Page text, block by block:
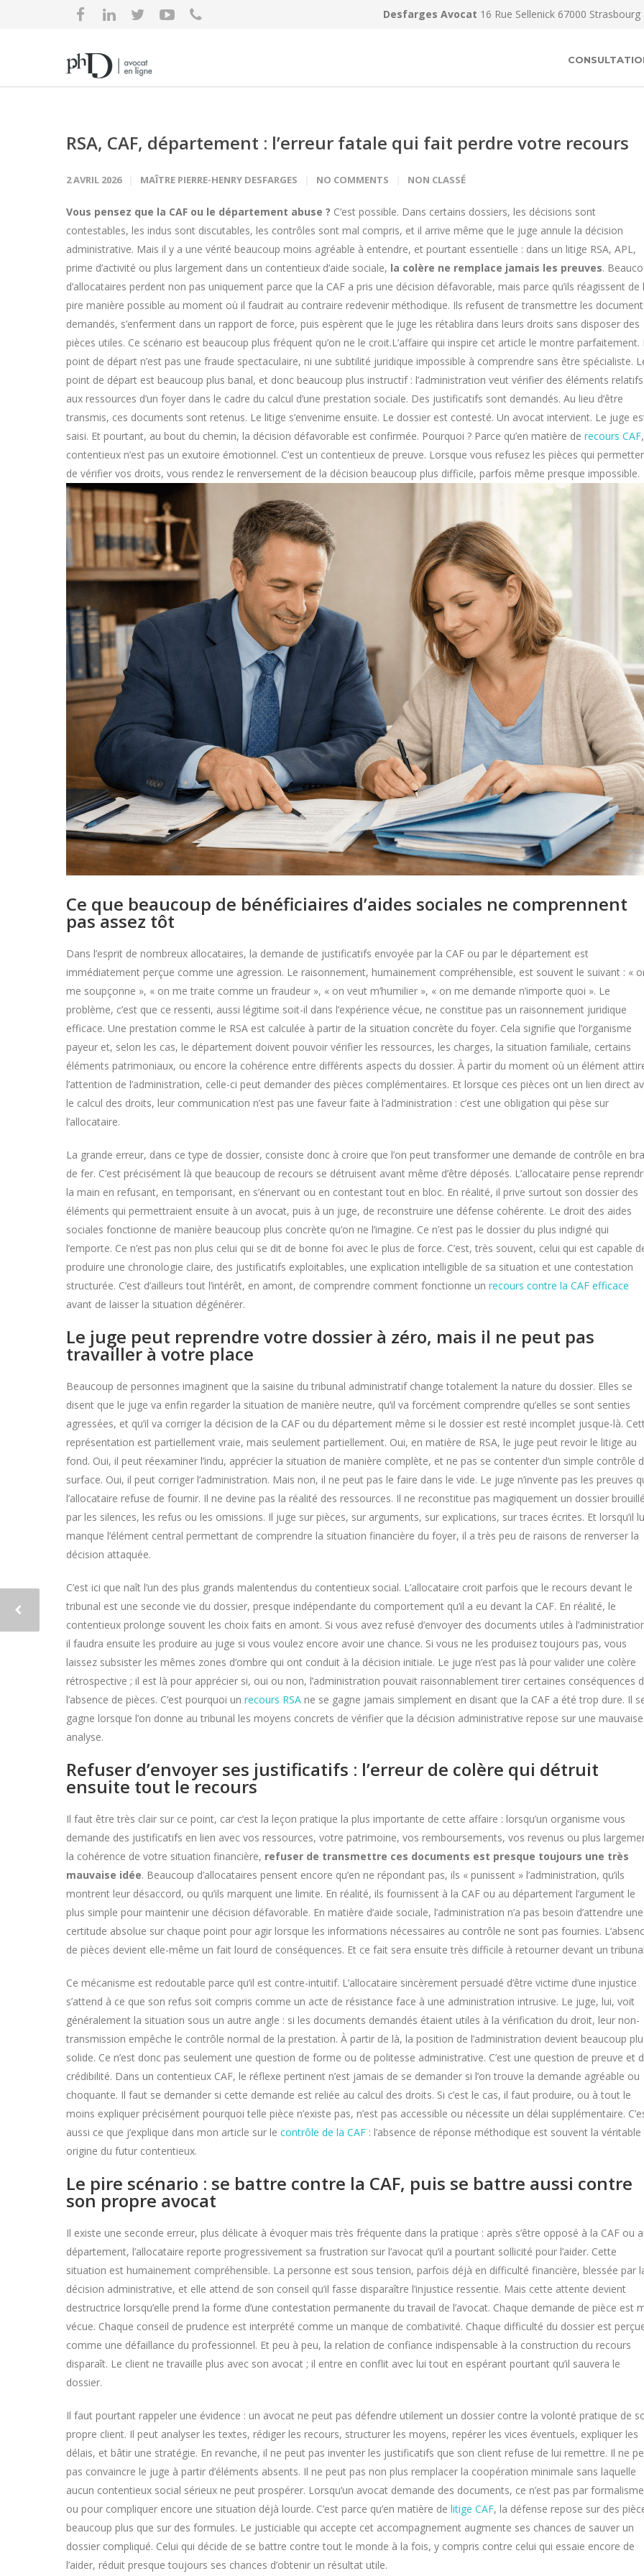
Desfarges Avocat 16 Rue Sellenick 67000 Strasbourg
RSA, CAF, département : l’erreur fatale qui fait perdre votre recours
2 AVRIL 2026 MAÎTRE PIERRE-HENRY DESFARGES NO COMMENTS NON CLASSÉ
Vous pensez que la CAF ou le département abuse ? C’est possible. Dans certains dossiers, les décisions sont
contestables, les indus sont discutables, les contrôles sont mal compris, et il arrive même que le juge annule la décision
administrative. Mais il y a une vérité beaucoup moins agréable à entendre, et pourtant essentielle : dans un litige RSA, APL,
prime d’activité ou plus largement dans un contentieux d’aide sociale, la colère ne remplace jamais les preuves.
d’allocataires perdent non pas uniquement parce que la CAF a pris une décision défavorable, mais parce qu’ils réagissent de
pire manière possible au moment où il faudrait au contraire redevenir méthodique. Ils refusent de transmettre les
demandés, s’enferment dans un rapport de force, puis espèrent que le juge les rétablira dans leurs droits sans disposer des
pièces utiles. Ce scénario est beaucoup plus fréquent qu’on ne le croit.L’affaire qui inspire cet article le montre parfaitement.
point de départ n’est pas une fraude spectaculaire, ni une subtilité juridique impossible à comprendre sans être spécialiste.
point de départ est beaucoup plus banal, et donc beaucoup plus instructif : l’administration veut vérifier des éléments relatifs
aux ressources d’un foyer dans le cadre du calcul d’une prestation sociale. Des justificatifs sont demandés. Au lieu d’être
transmis, ces documents sont retenus. Le litige s’envenime ensuite. Le dossier est contesté. Un avocat intervient. Le juge
saisi. Et pourtant, au bout du chemin, la décision défavorable est confirmée. Pourquoi ? Parce qu’en matière de recours CAF
contentieux n’est pas un exutoire émotionnel. C’est un contentieux de preuve. Lorsque vous refusez les pièces qui
de vérifier vos droits, vous rendez le renversement de la décision beaucoup plus difficile, parfois même presque impossible.
Ce que beaucoup de bénéficiaires d’aides sociales ne comprennent
pas assez tôt
Dans l’esprit de nombreux allocataires, la demande de justificatifs envoyée par la CAF ou par le département est
immédiatement perçue comme une agression. Le raisonnement, humainement compréhensible, est souvent le suivant : «
me soupçonne », « on me traite comme un fraudeur », « on veut m’humilier », « on me demande n’importe quoi ». Le
problème, c’est que ce ressenti, aussi légitime soit-il dans l’expérience vécue, ne constitue pas un raisonnement juridique
efficace. Une prestation comme le RSA est calculée à partir de la situation concrète du foyer. Cela signifie que l’organisme
payeur et, selon les cas, le département doivent pouvoir vérifier les ressources, les charges, la situation familiale, certains
éléments patrimoniaux, ou encore la cohérence entre différents aspects du dossier. À partir du moment où un élément
l’attention de l’administration, celle-ci peut demander des pièces complémentaires. Et lorsque ces pièces ont un lien direct
le calcul des droits, leur communication n’est pas une faveur faite à l’administration : c’est une obligation qui pèse sur
l’allocataire.
La grande erreur, dans ce type de dossier, consiste donc à croire que l’on peut transformer une demande de contrôle en
de fer. C’est précisément là que beaucoup de recours se détruisent avant même d’être déposés. L’allocataire pense
la main en refusant, en temporisant, en s’énervant ou en contestant tout en bloc. En réalité, il prive surtout son dossier des
éléments qui permettraient ensuite à un avocat, puis à un juge, de reconstruire une défense cohérente. Le droit des aides
sociales fonctionne de manière beaucoup plus concrète qu’on ne l’imagine. Ce n’est pas le dossier du plus indigné qui
l’emporte. Ce n’est pas non plus celui qui se dit de bonne foi avec le plus de force. C’est, très souvent, celui qui est capable
produire une chronologie claire, des justificatifs exploitables, une explication intelligible de sa situation et une contestation
structurée. C’est d’ailleurs tout l’intérêt, en amont, de comprendre comment fonctionne un recours contre la CAF efficace
avant de laisser la situation dégénérer.
Le juge peut reprendre votre dossier à zéro, mais il ne peut pas
travailler à votre place
Beaucoup de personnes imaginent que la saisine du tribunal administratif change totalement la nature du dossier. Elles se
disent que le juge va enfin regarder la situation de manière neutre, qu’il va forcément comprendre qu’elles se sont senties
agressées, et qu’il va corriger la décision de la CAF ou du département même si le dossier est resté incomplet jusque-là.
représentation est partiellement vraie, mais seulement partiellement. Oui, en matière de RSA, le juge peut revoir le litige au
fond. Oui, il peut réexaminer l’indu, apprécier la situation de manière complète, et ne pas se contenter d’un simple contrôle
surface. Oui, il peut corriger l’administration. Mais non, il ne peut pas le faire dans le vide. Le juge n’invente pas les preuves
l’allocataire refuse de fournir. Il ne devine pas la réalité des ressources. Il ne reconstitue pas magiquement un dossier brouillé
par les silences, les refus ou les omissions. Il juge sur pièces, sur arguments, sur explications, sur traces écrites. Et lorsqu’il
manque l’élément central permettant de comprendre la situation financière du foyer, il a très peu de raisons de renverser la
décision attaquée.
C’est ici que naît l’un des plus grands malentendus du contentieux social. L’allocataire croit parfois que le recours devant le
tribunal est une seconde vie du dossier, presque indépendante du comportement qu’il a eu devant la CAF. En réalité, le
contentieux prolonge souvent les choix faits en amont. Si vous avez refusé d’envoyer des documents utiles à
il faudra ensuite les produire au juge si vous voulez encore avoir une chance. Si vous ne les produisez toujours pas, vous
laissez subsister les mêmes zones d’ombre qui ont conduit à la décision initiale. Le juge n’est pas là pour valider une colère
rétrospective ; il est là pour apprécier si, oui ou non, l’administration pouvait raisonnablement tirer certaines conséquences
l’absence de pièces. C’est pourquoi un recours RSA ne se gagne jamais simplement en disant que la CAF a été trop dure. Il
gagne lorsque l’on donne au tribunal les moyens concrets de vérifier que la décision administrative repose sur une mauvaise
analyse.
Refuser d’envoyer ses justificatifs : l’erreur de colère qui détruit
ensuite tout le recours
Il faut être très clair sur ce point, car c’est la leçon pratique la plus importante de cette affaire : lorsqu’un organisme vous
demande des justificatifs en lien avec vos ressources, votre patrimoine, vos remboursements, vos revenus ou plus
la cohérence de votre situation financière, refuser de transmettre ces documents est presque toujours une très
mauvaise idée. Beaucoup d’allocataires pensent encore qu’en ne répondant pas, ils « punissent » l’administration, qu’ils
montrent leur désaccord, ou qu’ils marquent une limite. En réalité, ils fournissent à la CAF ou au département l’argument le
plus simple pour maintenir une décision défavorable. En matière d’aide sociale, l’administration n’a pas besoin d’attendre une
certitude absolue sur chaque point pour agir lorsque les informations nécessaires au contrôle ne sont pas fournies.
de pièces devient elle-même un fait lourd de conséquences. Et ce fait sera ensuite très difficile à retourner devant un
Ce mécanisme est redoutable parce qu’il est contre-intuitif. L’allocataire sincèrement persuadé d’être victime d’une injustice
s’attend à ce que son refus soit compris comme un acte de résistance face à une administration intrusive. Le juge, lui, voit
généralement la situation sous un autre angle : si les documents demandés étaient utiles à la vérification du droit, leur non-
transmission empêche le contrôle normal de la prestation. À partir de là, la position de l’administration devient beaucoup
solide. Ce n’est donc pas seulement une question de forme ou de politesse administrative. C’est une question de preuve et
crédibilité. Dans un contentieux CAF, le réflexe pertinent n’est jamais de se demander si l’on trouve la demande agréable ou
choquante. Il faut se demander si cette demande est reliée au calcul des droits. Si c’est le cas, il faut produire, ou à tout le
moins expliquer précisément pourquoi telle pièce n’existe pas, n’est pas accessible ou nécessite un délai supplémentaire.
aussi ce que j’explique dans mon article sur le contrôle de la CAF : l’absence de réponse méthodique est souvent la véritable
origine du futur contentieux.
Le pire scénario : se battre contre la CAF, puis se battre aussi contre
son propre avocat
Il existe une seconde erreur, plus délicate à évoquer mais très fréquente dans la pratique : après s’être opposé à la CAF ou
département, l’allocataire reporte progressivement sa frustration sur l’avocat qu’il a pourtant sollicité pour l’aider. Cette
situation est humainement compréhensible. La personne est sous tension, parfois déjà en difficulté financière, blessée par
décision administrative, et elle attend de son conseil qu’il fasse disparaître l’injustice ressentie. Mais cette attente devient
destructrice lorsqu’elle prend la forme d’une contestation permanente du travail de l’avocat. Chaque demande de pièce est
vécue. Chaque conseil de prudence est interprété comme un manque de combativité. Chaque difficulté du dossier est
comme une défaillance du professionnel. Et peu à peu, la relation de confiance indispensable à la construction du recours
disparaît. Le client ne travaille plus avec son avocat ; il entre en conflit avec lui tout en espérant pourtant qu’il sauvera le
dossier.
Il faut pourtant rappeler une évidence : un avocat ne peut pas défendre utilement un dossier contre la volonté pratique de
propre client. Il peut analyser les textes, rédiger les recours, structurer les moyens, repérer les vices éventuels, expliquer les
délais, et bâtir une stratégie. En revanche, il ne peut pas inventer les justificatifs que son client refuse de lui remettre. Il ne
pas convaincre le juge à partir d’éléments absents. Il ne peut pas non plus remplacer la coopération minimale sans laquelle
aucun contentieux social sérieux ne peut prospérer. Lorsqu’un avocat demande des documents, ce n’est pas par formalisme
ou pour compliquer encore une situation déjà lourde. C’est parce qu’en matière de litige CAF, la défense repose sur des
beaucoup plus que sur des formules. Le justiciable qui accepte cet accompagnement augmente ses chances de sauver un
dossier compliqué. Celui qui décide de se battre contre tout le monde à la fois, y compris contre celui qui essaie encore de
l’aider, réduit presque toujours ses chances d’obtenir un résultat utile.